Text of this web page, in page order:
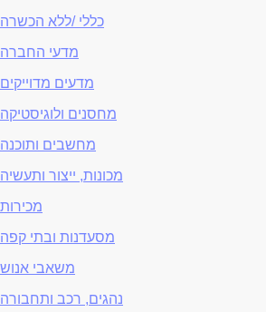
כללי /ללא הכשרה
מדעי החברה
מדעים מדוייקים
מחסנים ולוגיסטיקה
מחשבים ותוכנה
מכונות, ייצור ותעשיה
מכירות
מסעדנות ובתי קפה
משאבי אנוש
נהגים, רכב ותחבורה